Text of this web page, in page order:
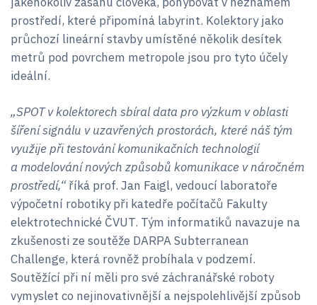
prostředí, které připomíná labyrint. Kolektory jako
průchozí lineární stavby umístěné několik desítek
metrů pod povrchem metropole jsou pro tyto účely
ideální.
„SPOT v kolektorech sbíral data pro výzkum v oblasti
šíření signálu v uzavřených prostorách, které náš tým
využije při testování komunikačních technologií
a modelování nových způsobů komunikace v náročném
prostředí,“říká prof. Jan Faigl, vedoucí laboratoře
výpočetní robotiky při katedře počítačů Fakulty
elektrotechnické ČVUT. Tým informatiků navazuje na
zkušenosti ze soutěže DARPA Subterranean
Challenge, která rovněž probíhala v podzemí.
Soutěžící při ní měli pro své záchranářské roboty
vymyslet co nejinovativnější a nejspolehlivější způsob